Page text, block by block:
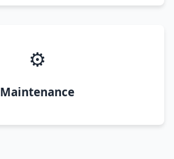
⚙️
Maintenance